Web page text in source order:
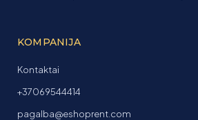
KOMPANIJA
Kontaktai
+37069544414
pagalba@eshoprent.com